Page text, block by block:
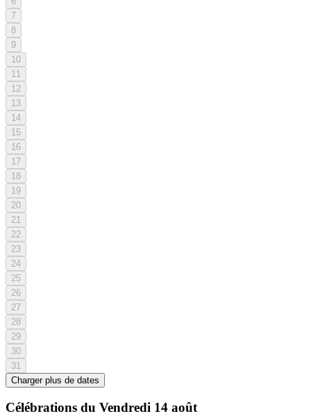
7
8
9
10
11
12
13
14
15
16
17
18
19
20
21
22
23
24
25
26
27
28
29
30
31
Charger plus de dates
Célébrations du Vendredi 14 août